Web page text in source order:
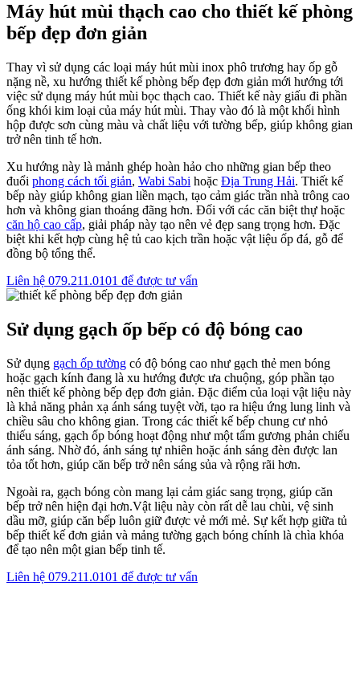
Máy hút mùi thạch cao cho thiết kế phòng
bếp đẹp đơn giản​
Thay vì sử dụng các loại máy hút mùi inox phô trương hay ốp gỗ
nặng nề, xu hướng thiết kế phòng bếp đẹp đơn giản mới hướng tới
việc sử dụng máy hút mùi bọc thạch cao. Thiết kế này giấu đi phần
ống khói kim loại của máy hút mùi. Thay vào đó là một khối hình
hộp được sơn cùng màu và chất liệu với tường bếp, giúp không gian
trở nên tinh tế hơn.
Xu hướng này là mảnh ghép hoàn hảo cho những gian bếp theo
đuổi phong cách tối giản, Wabi Sabi hoặc Địa Trung Hải. Thiết kế
bếp này giúp không gian liền mạch, tạo cảm giác trần nhà trông cao
hơn và không gian thoáng đãng hơn. Đối với các căn biệt thự hoặc
căn hộ cao cấp, giải pháp này tạo nên vẻ đẹp sang trọng hơn. Đặc
biệt khi kết hợp cùng hệ tủ cao kịch trần hoặc vật liệu ốp đá, gỗ để
đồng bộ tổng thể.
Liên hệ 079.211.0101 để được tư vấn
Sử dụng gạch ốp bếp có độ bóng cao
Sử dụng gạch ốp tường có độ bóng cao như gạch thẻ men bóng
hoặc gạch kính đang là xu hướng được ưa chuộng, góp phần tạo
nên thiết kế phòng bếp đẹp đơn giản. Đặc điểm của loại vật liệu này
là khả năng phản xạ ánh sáng tuyệt vời, tạo ra hiệu ứng lung linh và
chiều sâu cho không gian. Trong các thiết kế bếp chung cư nhỏ
thiếu sáng, gạch ốp bóng hoạt động như một tấm gương phản chiếu
ánh sáng. Nhờ đó, ánh sáng tự nhiên hoặc ánh sáng đèn được lan
tỏa tốt hơn, giúp căn bếp trở nên sáng sủa và rộng rãi hơn.
Ngoài ra, gạch bóng còn mang lại cảm giác sang trọng, giúp căn
bếp trở nên hiện đại hơn.Vật liệu này còn rất dễ lau chùi, vệ sinh
dầu mỡ, giúp căn bếp luôn giữ được vẻ mới mẻ. Sự kết hợp giữa tủ
bếp thiết kế đơn giản và mảng tường gạch bóng chính là chìa khóa
để tạo nên một gian bếp tinh tế.
Liên hệ 079.211.0101 để được tư vấn